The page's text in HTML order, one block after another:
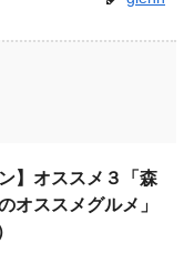
】オススメ３「森
オススメグルメ」